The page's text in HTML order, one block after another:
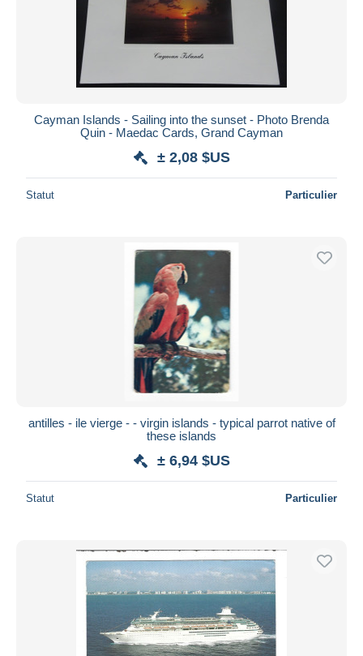
Cayman Islands - Sailing into the sunset - Photo Brenda
Quin - Maedac Cards, Grand Cayman
± 2,08 $US
Statut Particulier
antilles - ile vierge - - virgin islands - typical parrot native of
these islands
± 6,94 $US
Statut Particulier